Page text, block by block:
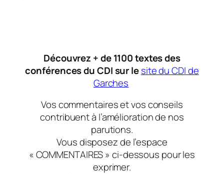
Découvrez + de 1100 textes des
conférences du CDI sur lesite du CDI de
Garches
Vos commentaires et vos conseils
contribuent à l’amélioration de nos
parutions.
Vous disposez de l’espace
« COMMENTAIRES » ci-dessous pour les
exprimer.